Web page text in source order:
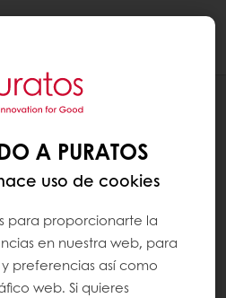
A PURATOS
uso de cookies
para proporcionarte la
en nuestra web, para
preferencias así como
web. Si quieres